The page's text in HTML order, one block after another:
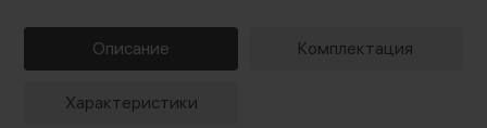
Описание Комплектация
Характеристики